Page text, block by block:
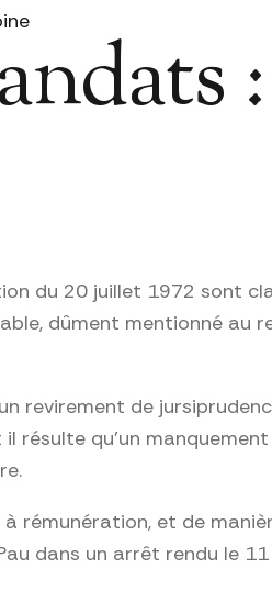
du 20 juillet 1972 sont
dûment mentionné au
revirement de
qu’un
et de
dans un arrêt rendu le